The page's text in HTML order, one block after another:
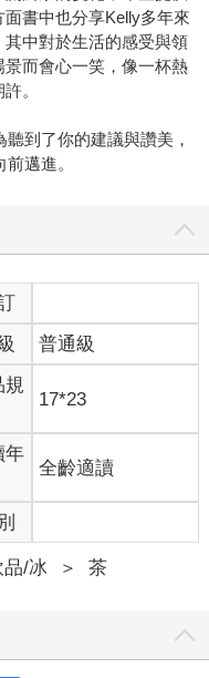
書中也分享Kelly多年來
中對於生活的感受與領
而會心一笑，像一杯熱
。
到了你的建議與讚美，
邁進。
普通級
規
17*23
年
全齡適讀
/冰 ＞ 茶